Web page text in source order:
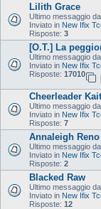
Lilith Grace
Ultimo messaggio da
Inviato in New Ifix
Risposte: 3
[O.T.] La
Ultimo messaggio da
Inviato in New Ifix
Risposte: 17010
Cheerleader
Ultimo messaggio da
Inviato in New Ifix
Risposte: 7
Annaleigh Reno
Ultimo messaggio da
Inviato in New Ifix
Risposte: 2
Blacked Raw
Ultimo messaggio da
Inviato in New Ifix
Risposte: 12